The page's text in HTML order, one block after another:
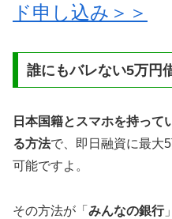
ド申し込み＞＞
誰にもバレない5万円
日本国籍とスマホを持って
る方法で、即日融資に最大
可能ですよ。
その方法が「 みんなの銀行